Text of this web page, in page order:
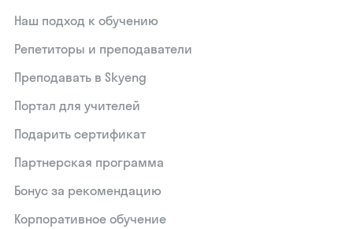
Наш подход к обучению
Репетиторы и преподаватели
Преподавать в Skyeng
Портал для учителей
Подарить сертификат
Партнерская программа
Бонус за рекомендацию
Корпоративное обучение